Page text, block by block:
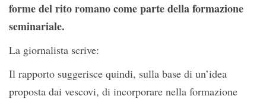
forme del rito romano come parte della formazione
seminariale.
La giornalista scrive:
Il rapporto suggerisce quindi, sulla base di un’idea
proposta dai vescovi, di incorporare nella formazione